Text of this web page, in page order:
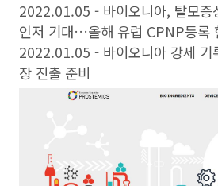
2022.01.05 - 바이오니아, 탈모증
인저 기대…올해 유럽 CPNP등록
2022.01.05 - 바이오니아 강세 기
장 진출 준비